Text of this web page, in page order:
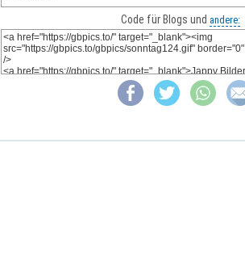
Code für Blogs und andere: